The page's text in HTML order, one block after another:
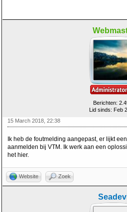
Berichten:
Lid sinds: Feb
15 March 2018, 22:38
Ik heb de foutmelding aangepast, er lijkt
aanmelden bij VTM. Ik werk aan een
het hier.
Website Zoek